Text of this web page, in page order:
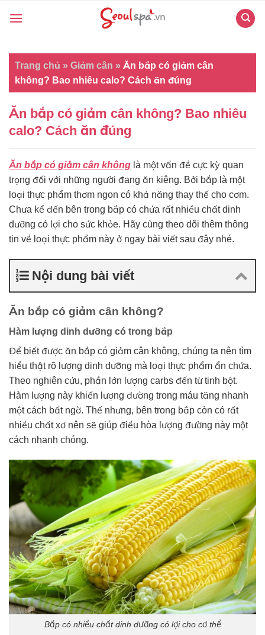
Trang chủ » Giảm cân » Ăn bắp có giảm cân
không? Bao nhiêu calo? Cách ăn đúng
Ăn bắp có giảm cân không? Bao nhiêu
calo? Cách ăn đúng
Ăn bắp có giảm cân không là một vấn đề cực kỳ quan
trọng đối với những người đang ăn kiêng. Bởi bắp là một
loại thực phẩm thơm ngon có khả năng thay thế cho cơm.
Chưa kể đến bên trong bắp có chứa rất nhiều chất dinh
dưỡng có lợi cho sức khỏe. Hãy cùng theo dõi thêm thông
tin về loại thực phẩm này ở ngay bài viết sau đây nhé.
Nội dung bài viết
Ăn bắp có giảm cân không?
Hàm lượng dinh dưỡng có trong bắp
Để biết được ăn bắp có giảm cân không, chúng ta nên tìm
hiểu thật rõ lượng dinh dưỡng mà loại thực phẩm ẩn chứa.
Theo nghiên cứu, phần lớn lượng carbs đến từ tinh bột.
Hàm lượng này khiến lượng đường trong máu tăng nhanh
một cách bất ngờ. Thế nhưng, bên trong bắp còn có rất
nhiều chất xơ nên sẽ giúp điều hòa lượng đường này một
cách nhanh chóng.
Bắp có nhiều chất dinh dưỡng có lợi cho cơ thể